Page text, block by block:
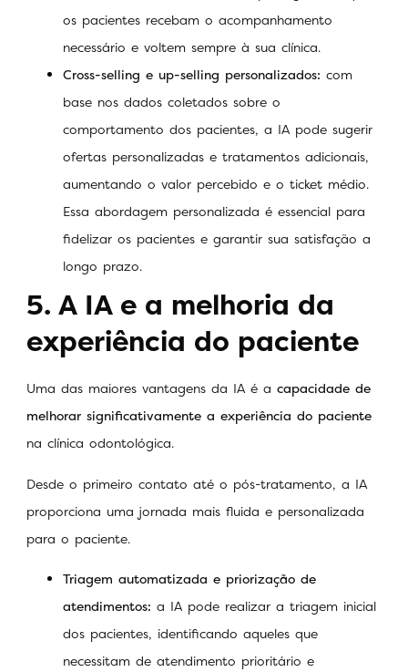
os pacientes recebam o acompanhamento
necessário e voltem sempre à sua clínica.
Cross-selling e up-selling personalizados: com
base nos dados coletados sobre o
comportamento dos pacientes, a IA pode sugerir
ofertas personalizadas e tratamentos adicionais,
aumentando o valor percebido e o ticket médio.
Essa abordagem personalizada é essencial para
fidelizar os pacientes e garantir sua satisfação a
longo prazo.
5. A IA e a melhoria da
experiência do paciente
Uma das maiores vantagens da IA é a capacidade de
melhorar significativamente a experiência do paciente
na clínica odontológica.
Desde o primeiro contato até o pós-tratamento, a IA
proporciona uma jornada mais fluida e personalizada
para o paciente.
Triagem automatizada e priorização de
atendimentos: a IA pode realizar a triagem inicial
dos pacientes, identificando aqueles que
necessitam de atendimento prioritário e